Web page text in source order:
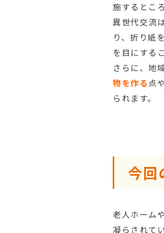
施するとこ
異世代交流
り、折り紙
を目にする
さらに、地
物を作る点
られます。
今回
老人ホーム
凝らされて